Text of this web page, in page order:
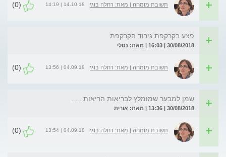
תשובת מומחה | מאת: רחלה בוגין 14.10.18 | 14:19
(0)
פצע בקרקפת גירוד הקרקפת
30/08/2018 | 16:03 | מאת: נטלי
תשובת מומחה | מאת: רחלה בוגין 04.09.18 | 13:56
(0)
שמן למבער שמומלץ לבריאות הריאות .....
30/08/2018 | 13:36 | מאת: אורית
תשובת מומחה | מאת: רחלה בוגין 04.09.18 | 13:54
(0)